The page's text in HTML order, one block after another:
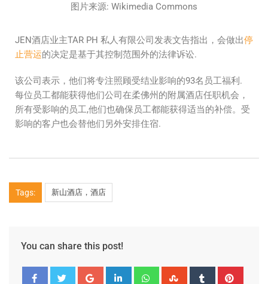
图片来源: Wikimedia Commons
JEN酒店业主TAR PH 私人有限公司发表文告指出，会做出停
止营运的决定是基于其控制范围外的法律诉讼.
该公司表示，他们将专注照顾受结业影响的93名员工福利.
每位员工都能获得他们公司在柔佛州的附属酒店任职机会，
所有受影响的员工,他们也确保员工都能获得适当的补偿。受
影响的客户也会替他们另外安排住宿.
Tags: 新山酒店，酒店
You can share this post!